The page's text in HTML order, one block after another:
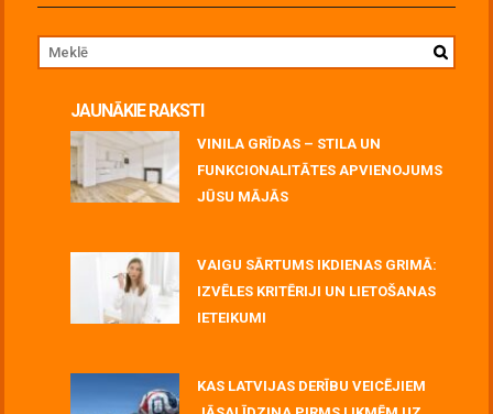
JAUNĀKIE RAKSTI
VINILA GRĪDAS – STILA UN
FUNKCIONALITĀTES APVIENOJUMS
JŪSU MĀJĀS
VAIGU SĀRTUMS IKDIENAS GRIMĀ:
IZVĒLES KRITĒRIJI UN LIETOŠANAS
IETEIKUMI
KAS LATVIJAS DERĪBU VEICĒJIEM